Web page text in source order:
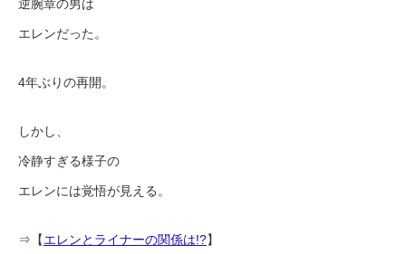
逆腕章の男は
エレンだった。
4年ぶりの再開。
しかし、
冷静すぎる様子の
エレンには覚悟が見える。
⇒【エレンとライナーの関係は!?】